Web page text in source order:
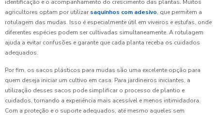
identificação e o acompanhamento do crescimento das plantas. Muitos
agricultores optam por utilizar saquinhos com adesivo, que permitem a
rotulagem das mudas. Isso é especialmente útil em viveiros e estufas, onde
diferentes espécies podem ser cultivadas simultaneamente. A rotulagem
ajuda a evitar confusões e garante que cada planta receba os cuidados
adequados.
Por fim, os sacos plásticos para mudas são uma excelente opção para
quem deseja iniciar um cultivo em casa. Para jardineiros iniciantes, a
utilização desses sacos pode simplificar o processo de plantio e
cuidados, tornando a experiência mais acessível e menos intimidadora.
Com a proteção e o suporte adequados, até mesmo aqueles sem